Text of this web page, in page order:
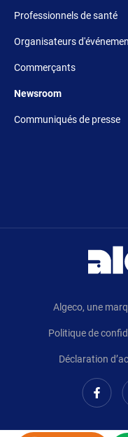
Professionnels de santé
Organisateurs
Commerçants
Footer 5
Newsroom
Communiqués de presse
Algeco, une
Politique de
Déclaration